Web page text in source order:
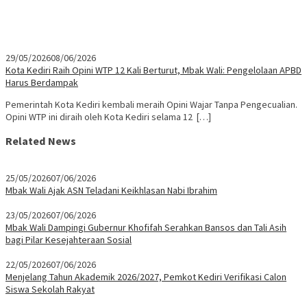
29/05/202608/06/2026
Kota Kediri Raih Opini WTP 12 Kali Berturut, Mbak Wali: Pengelolaan APBD
Harus Berdampak
Pemerintah Kota Kediri kembali meraih Opini Wajar Tanpa Pengecualian.
Opini WTP ini diraih oleh Kota Kediri selama 12 […]
Related News
25/05/202607/06/2026
Mbak Wali Ajak ASN Teladani Keikhlasan Nabi Ibrahim
23/05/202607/06/2026
Mbak Wali Dampingi Gubernur Khofifah Serahkan Bansos dan Tali Asih
bagi Pilar Kesejahteraan Sosial
22/05/202607/06/2026
Menjelang Tahun Akademik 2026/2027, Pemkot Kediri Verifikasi Calon
Siswa Sekolah Rakyat